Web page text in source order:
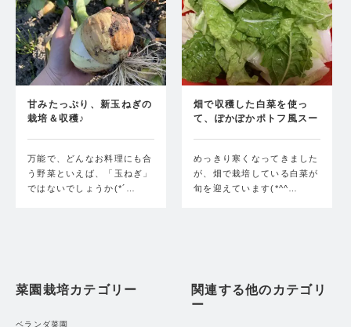
甘みたっぷり、新玉ねぎの
栽培＆収穫♪
万能で、どんなお料理にも合
う野菜といえば、「玉ねぎ」
ではないでしょうか(*´…
畑で収穫した白菜を使っ
て、ぽかぽかポトフ風スー
めっきり寒くなってきました
が、畑で栽培している白菜が
旬を迎えています(*^^…
菜園栽培カテゴリー
ベランダ菜園
関連する他のカテゴリ
ー